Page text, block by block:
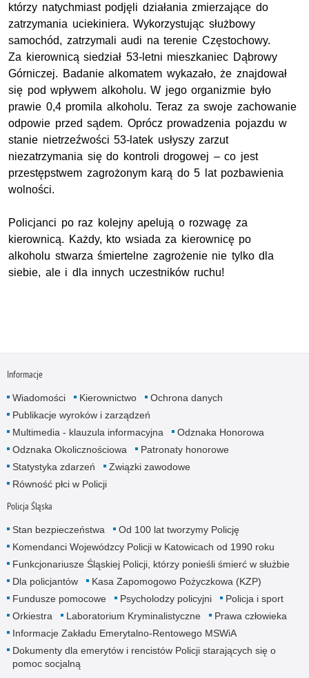
którzy natychmiast podjęli działania zmierzające do
zatrzymania uciekiniera. Wykorzystując służbowy
samochód, zatrzymali audi na terenie Częstochowy.
Za kierownicą siedział 53-letni mieszkaniec Dąbrowy
Górniczej. Badanie alkomatem wykazało, że znajdował
się pod wpływem alkoholu. W jego organizmie było
prawie 0,4 promila alkoholu. Teraz za swoje zachowanie
odpowie przed sądem. Oprócz prowadzenia pojazdu w
stanie nietrzeźwości 53-latek usłyszy zarzut
niezatrzymania się do kontroli drogowej – co jest
przestępstwem zagrożonym karą do 5 lat pozbawienia
wolności.
Policjanci po raz kolejny apelują o rozwagę za
kierownicą. Każdy, kto wsiada za kierownicę po
alkoholu stwarza śmiertelne zagrożenie nie tylko dla
siebie, ale i dla innych uczestników ruchu!
Informacje
Wiadomości Kierownictwo
Ochrona danych
Publikacje wyroków i zarządzeń
Multimedia - klauzula informacyjna
Odznaka Honorowa
Odznaka Okolicznościowa
Patronaty honorowe
Statystyka zdarzeń
Związki zawodowe
Równość płci w Policji
Policja Śląska
Stan bezpieczeństwa
Od 100 lat tworzymy Policję
Komendanci Wojewódzcy Policji w Katowicach od 1990 roku
Funkcjonariusze Śląskiej Policji, którzy ponieśli śmierć w służbie
Dla policjantów
Kasa Zapomogowo Pożyczkowa (KZP)
Fundusze pomocowe
Psycholodzy policyjni
Policja i sport
Orkiestra
Laboratorium Kryminalistyczne
Prawa człowieka
Informacje Zakładu Emerytalno-Rentowego MSWiA
Dokumenty dla emerytów i rencistów Policji starających się o
pomoc socjalną